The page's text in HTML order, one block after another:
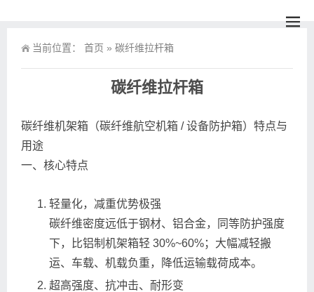
当前位置： 首页 » 碳纤维拉杆箱
碳纤维拉杆箱
碳纤维机架箱（碳纤维航空机箱 / 设备防护箱）特点与
用途
一、核心特点
轻量化，减重优势极强
碳纤维密度远低于钢材、铝合金，同等防护强度
下，比铝制机架箱轻 30%~60%；大幅减轻搬
运、车载、机载负重，降低运输载荷成本。
超高强度、抗冲击、耐形变